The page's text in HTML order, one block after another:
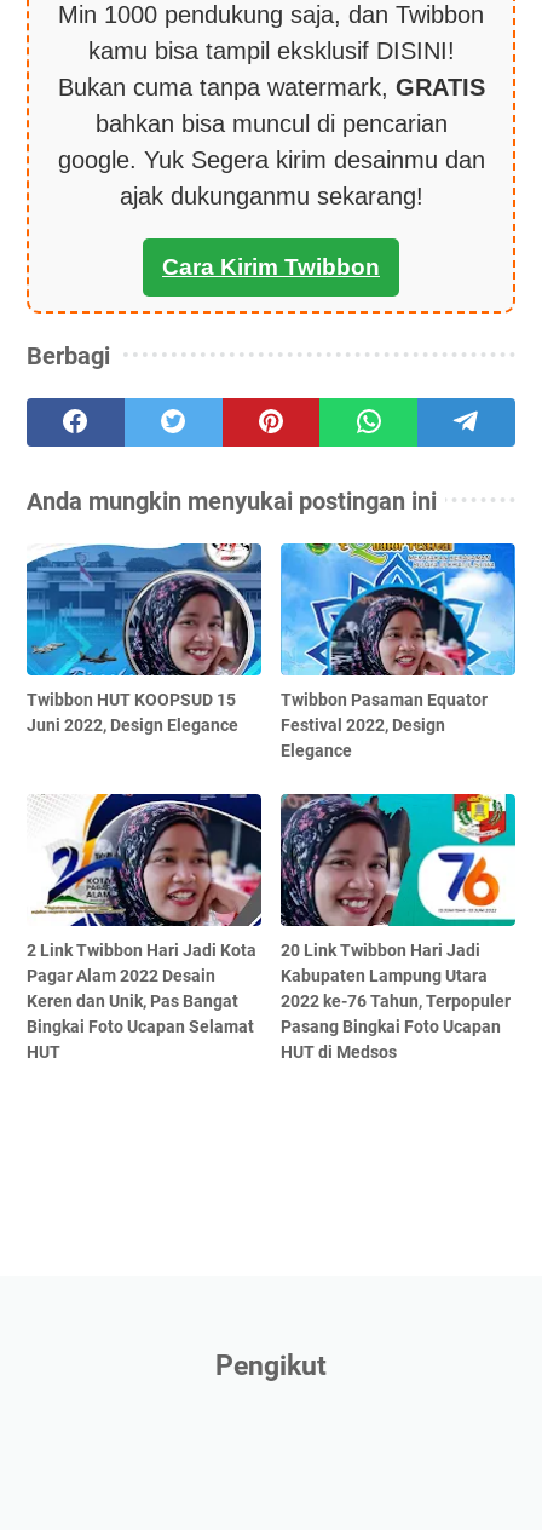
Min 1000 pendukung saja, dan Twibbon
kamu bisa tampil eksklusif DISINI!
Bukan cuma tanpa watermark, GRATIS
bahkan bisa muncul di pencarian
google. Yuk Segera kirim desainmu dan
ajak dukunganmu sekarang!
Cara Kirim Twibbon
Berbagi
Anda mungkin menyukai postingan ini
Twibbon HUT KOOPSUD 15
Juni 2022, Design Elegance
Twibbon Pasaman Equator
Festival 2022, Design
Elegance
2 Link Twibbon Hari Jadi Kota
Pagar Alam 2022 Desain
Keren dan Unik, Pas Bangat
Bingkai Foto Ucapan Selamat
HUT
20 Link Twibbon Hari Jadi
Kabupaten Lampung Utara
2022 ke-76 Tahun, Terpopuler
Pasang Bingkai Foto Ucapan
HUT di Medsos
Pengikut